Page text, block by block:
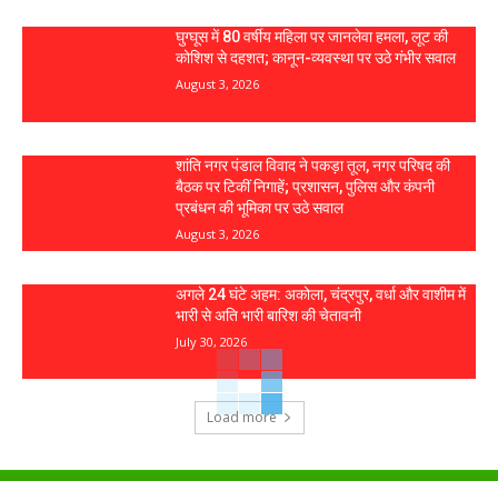
घुग्घूस में 80 वर्षीय महिला पर जानलेवा हमला, लूट की
कोशिश से दहशत; कानून-व्यवस्था पर उठे गंभीर सवाल
August 3, 2026
शांति नगर पंडाल विवाद ने पकड़ा तूल, नगर परिषद की
बैठक पर टिकीं निगाहें; प्रशासन, पुलिस और कंपनी
प्रबंधन की भूमिका पर उठे सवाल
August 3, 2026
अगले 24 घंटे अहम: अकोला, चंद्रपुर, वर्धा और वाशीम में
भारी से अति भारी बारिश की चेतावनी
July 30, 2026
Load more